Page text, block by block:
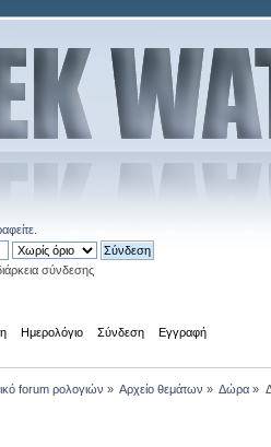
.
σύνδεσης
Ημερολόγιο Σύνδεση Εγγραφή
forum ρολογιών » Αρχείο θεμάτων » Δώρα »